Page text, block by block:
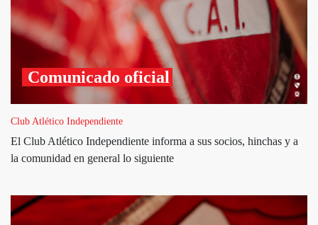
Comunicado oficial
Club Atlético Independiente
El Club Atlético Independiente informa a sus socios, hinchas y a
la comunidad en general lo siguiente